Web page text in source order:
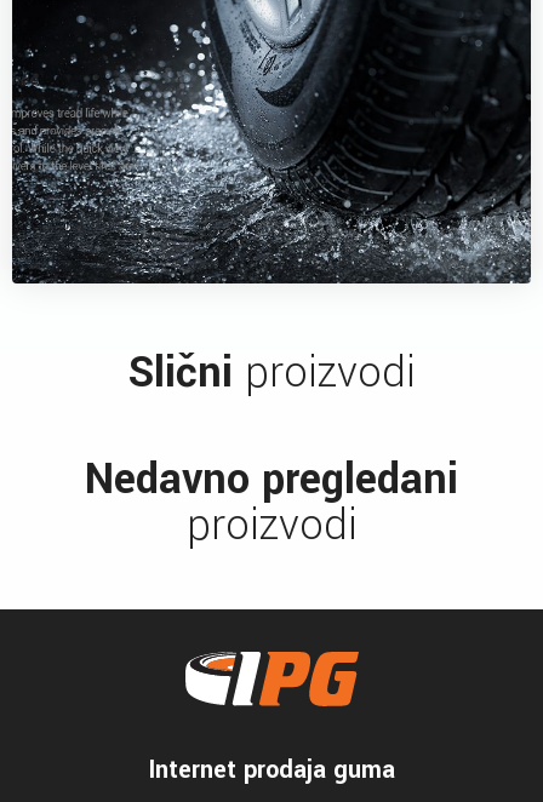
Slični proizvodi
Nedavno pregledani
proizvodi
Internet prodaja guma